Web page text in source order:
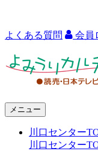
よくある質問 会員
メニュー
川口センター
川口センター